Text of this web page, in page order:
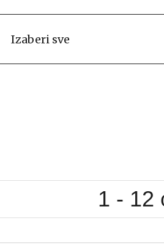
Izaberi sve
1 - 12